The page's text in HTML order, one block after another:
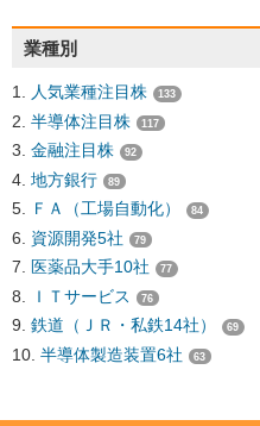
業種別
人気業種注目株 133
半導体注目株 117
金融注目株 92
地方銀行 89
ＦＡ（工場自動化） 84
資源開発5社 79
医薬品大手10社 77
ＩＴサービス 76
鉄道（ＪＲ・私鉄14社） 69
半導体製造装置6社 63